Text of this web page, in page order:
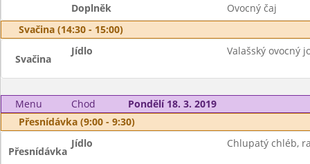
Doplněk
Ovocný čaj
Svačina (14:30 - 15:00)
Svačina
Jídlo Valašský ovocný
Menu Chod
Pondělí 18. 3. 2019
Přesnídávka (9:00 - 9:30)
Přesnídávka
Jídlo Chlupatý chléb,